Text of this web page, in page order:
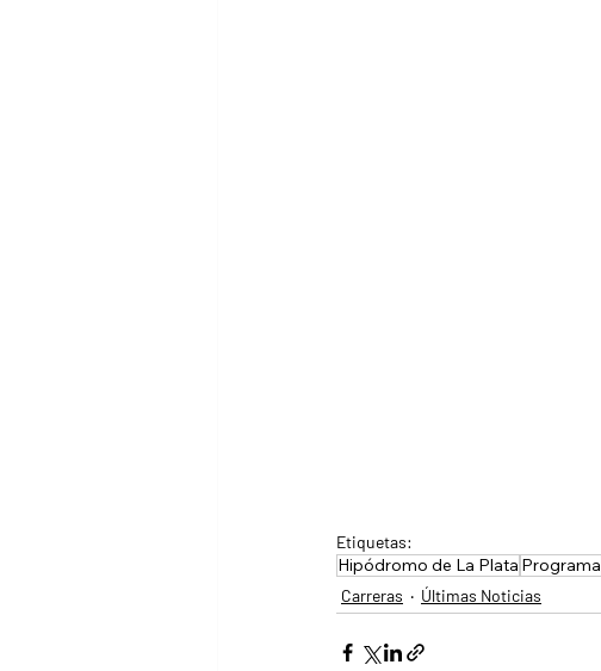
Etiquetas:
Hipódromo de La Plata Programa
Carreras Últimas Noticias